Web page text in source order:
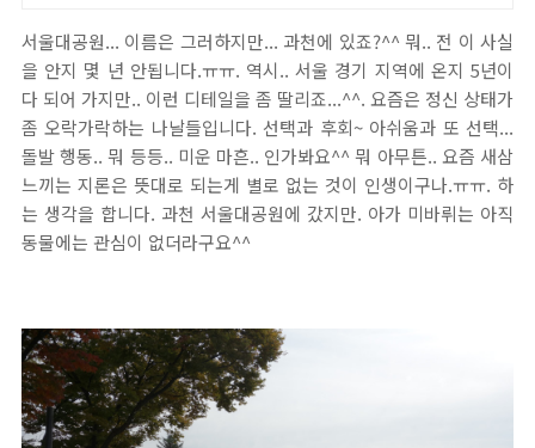
서울대공원... 이름은 그러하지만... 과천에 있죠?^^ 뭐.. 전 이 사실
을 안지 몇 년 안됩니다.ㅠㅠ. 역시.. 서울 경기 지역에 온지 5년이
다 되어 가지만.. 이런 디테일을 좀 딸리죠...^^. 요즘은 정신 상태가
좀 오락가락하는 나날들입니다. 선택과 후회~ 아쉬움과 또 선택...
돌발 행동.. 뭐 등등.. 미운 마흔.. 인가봐요^^ 뭐 아무튼.. 요즘 새삼
느끼는 지론은 뜻대로 되는게 별로 없는 것이 인생이구나.ㅠㅠ. 하
는 생각을 합니다. 과천 서울대공원에 갔지만. 아가 미바뤼는 아직
동물에는 관심이 없더라구요^^